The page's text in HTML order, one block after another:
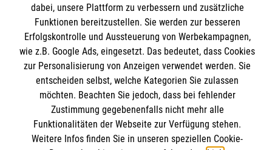
Mitarbeiten
Wir Malteser
Kontakt
Pressestelle
Impressum
Datenschutz
Malteser online
Malteser Jugend
Malteser International
Sharepoint
Spendenkonto
dabei, unsere Plattform zu verbessern und zusätzliche
Funktionen bereitzustellen. Sie werden zur besseren
Erfolgskontrolle und Aussteuerung von Werbekampagnen,
wie z.B. Google Ads, eingesetzt. Das bedeutet, dass Cookies
zur Personalisierung von Anzeigen verwendet werden. Sie
entscheiden selbst, welche Kategorien Sie zulassen
möchten. Beachten Sie jedoch, dass bei fehlender
Zustimmung gegebenenfalls nicht mehr alle
Funktionalitäten der Webseite zur Verfügung stehen.
Weitere Infos finden Sie in unseren speziellen Cookie-